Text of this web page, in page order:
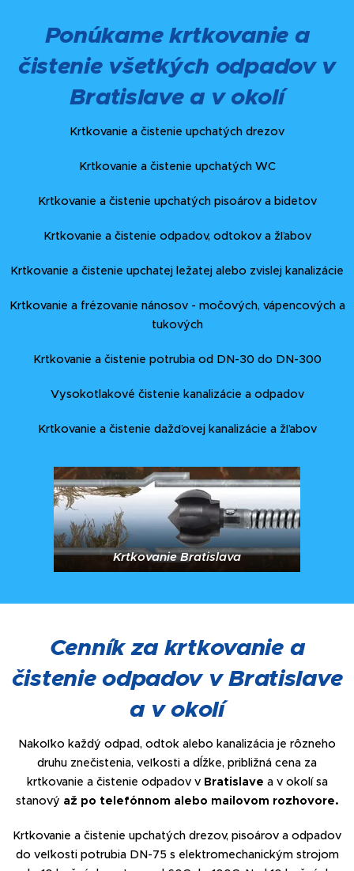
Ponúkame krtkovanie a
čistenie všetkých odpadov v
Bratislave a v okolí
Krtkovanie a čistenie upchatých drezov
Krtkovanie a čistenie upchatých WC
Krtkovanie a čistenie upchatých pisoárov a bidetov
Krtkovanie a čistenie odpadov, odtokov a žľabov
Krtkovanie a čistenie upchatej ležatej alebo zvislej kanalizácie
Krtkovanie a frézovanie nánosov - močových, vápencových a
tukových
Krtkovanie a čistenie potrubia od DN-30 do DN-300
Vysokotlakové čistenie kanalizácie a odpadov
Krtkovanie a čistenie dažďovej kanalizácie a žľabov
Krtkovanie Bratislava
Cenník za krtkovanie a
čistenie odpadov v Bratislave
a v okolí
Nakoľko každý odpad, odtok alebo kanalizácia je rôzneho
druhu znečistenia, veľkosti a dĺžke, približná cena za
krtkovanie a čistenie odpadov v Bratislave a v okolí sa
stanový až po telefónnom alebo mailovom rozhovore.
Krtkovanie a čistenie upchatých drezov, pisoárov a odpadov
do veľkosti potrubia DN-75 s elektromechanickým strojom